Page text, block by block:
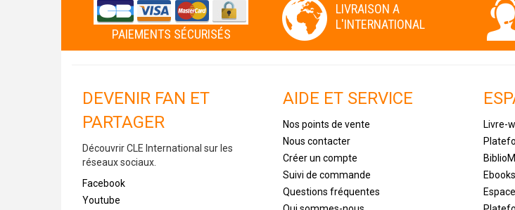
PAIEMENTS SÉCURISÉS
LIVRAISON A
L'INTERNATIONAL
DEVENIR FAN ET
PARTAGER
Découvrir CLE International sur les
réseaux sociaux.
Facebook
Youtube
AIDE ET SERVICE
Nos points de vente
Nous contacter
Créer un compte
Suivi de commande
Questions fréquentes
Livre-
Ebooks